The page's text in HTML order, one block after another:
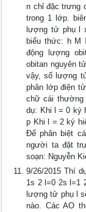
n chỉ đặc trưng
trong 1 lớp.
lượng tử phụ l
biểu thức: h M
động lượng
obitan nguyên
vậy, số lượng
phân lớp điện
chữ cái thường
dụ: Khi l = 0 ký
p Khi l = 2 ký
Để phân biệt
người ta đặt
soạn: Nguyễn
9/26/2015 Thí
1s 2 l=0 2s l=1
lượng tử phụ l
nào. Các AO